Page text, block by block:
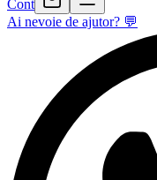
Cont
Ai nevoie de ajutor? 💬